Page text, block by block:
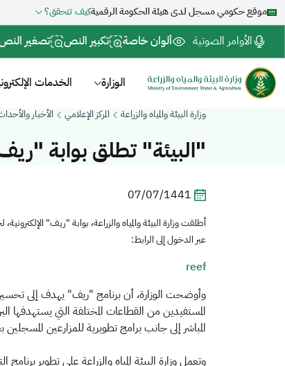
موقع حكومي مسجل لدى هيئة الحكومة الرقميةكيف تتحقق؟
الأوامر الصوتية ألوان خاصة تكبير النص تصغير
الوزارة الخدمات
وزارة البيئة والمياه والزراعة المركز الإعلامي الأخبار
"البيئة" تطلق بوابة "ريف"
07/07/1441
​أطلقت وزارة البيئة والمياه والزراعة، بوابة "ريف"
عبر الدخول إلى الرابط:
reef
وأوضحت الوزارة، أن برنامج "ريف" يهدف إلى تحسين
المستفيدين من القطاعات المختلفة التي يستهدفها
المباشر إلى جانب برامج تطويرية للمزارعين
وتعمل وزارة البيئة المياه والزراعة على تطوير برنامج